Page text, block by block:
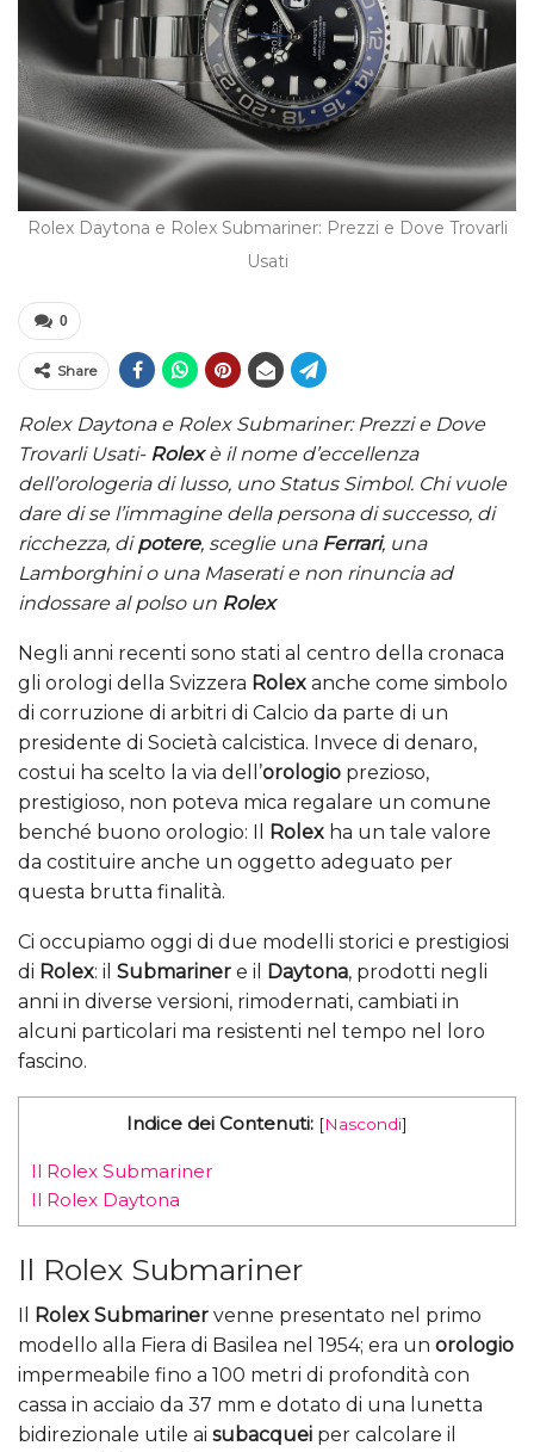
Rolex Daytona e Rolex Submariner: Prezzi e Dove Trovarli
Usati
0
Share
Rolex Daytona e Rolex Submariner: Prezzi e Dove
Trovarli Usati- Rolexè il nome d’eccellenza
dell’orologeria di lusso, uno Status Simbol. Chi vuole
dare di se l’immagine della persona di successo, di
ricchezza, dipotere, sceglie una Ferrari, una
Lamborghini o una Maserati e non rinuncia ad
indossare al polso un Rolex
Negli anni recenti sono stati al centro della cronaca
gli orologi della Svizzera Rolex anche come simbolo
di corruzione di arbitri di Calcio da parte di un
presidente di Società calcistica. Invece di denaro,
costui ha scelto la via dell’orologio prezioso,
prestigioso, non poteva mica regalare un comune
benché buono orologio: Il
Rolex ha un tale valore
da costituire anche un oggetto adeguato per
questa brutta finalità.
Ci occupiamo oggi di due modelli storici e prestigiosi
di Rolex: il Submariner e il Daytona, prodotti negli
anni in diverse versioni, rimodernati, cambiati in
alcuni particolari ma resistenti nel tempo nel loro
fascino.
Indice dei Contenuti: [Nascondi]
Il Rolex Submariner
Il Rolex Daytona
Il Rolex Submariner
Rolex Submariner venne presentato nel primo
modello alla Fiera di Basilea nel 1954; era un orologio
impermeabile fino a 100 metri di profondità con
cassa in acciaio da 37 mm e dotato di una lunetta
bidirezionale utile ai subacquei per calcolare il